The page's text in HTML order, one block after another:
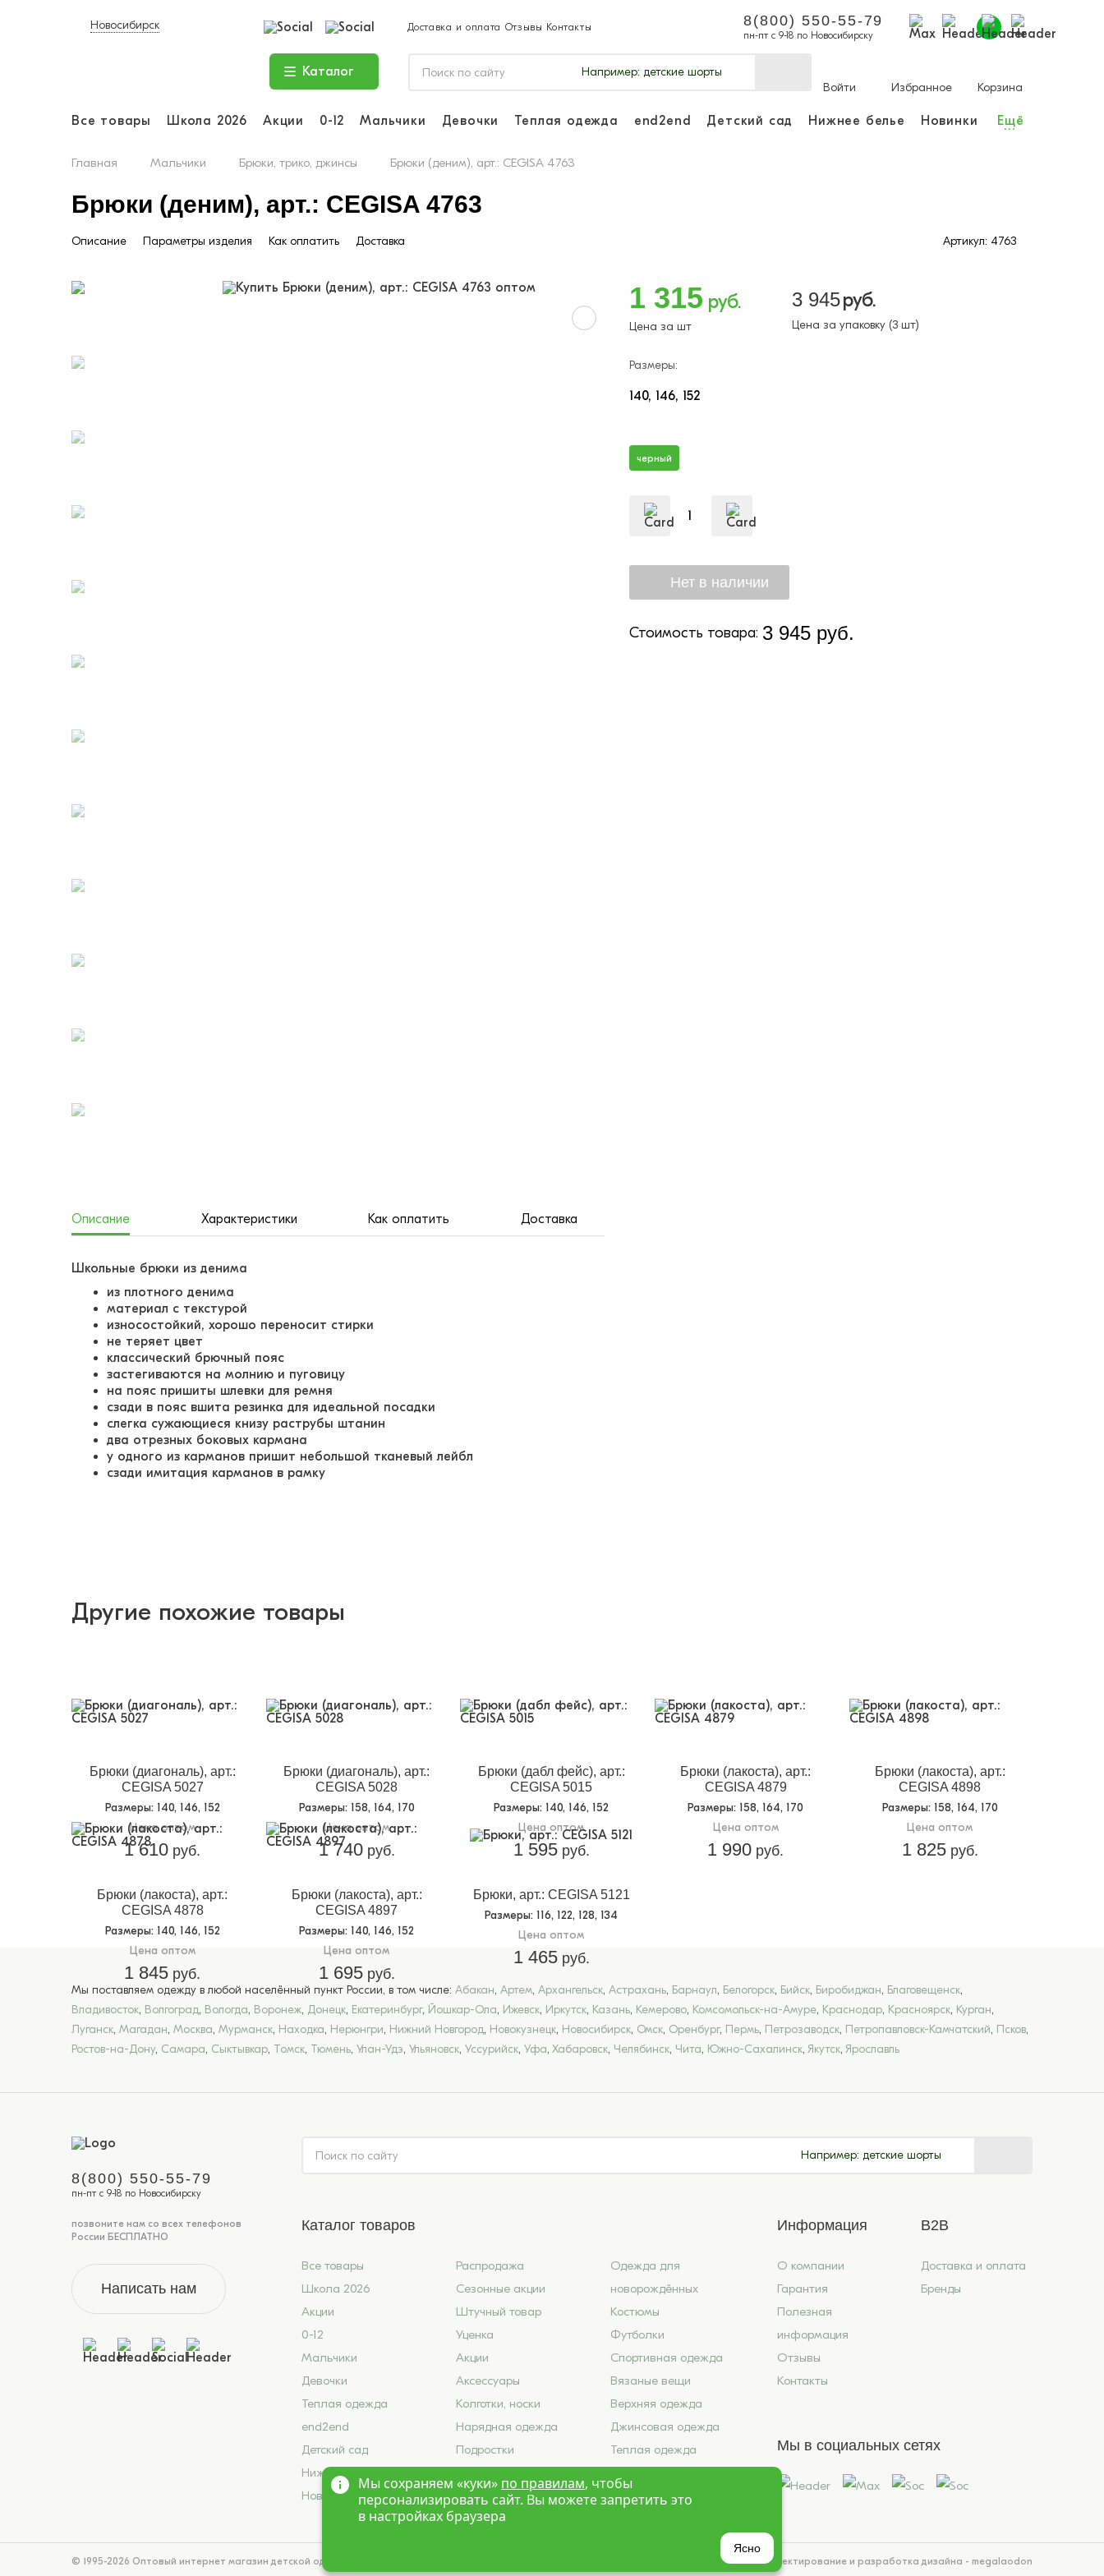
Новосибирск Доставка и оплата Отзывы Контакты 8(800) 550-55-79
пн-пт с 9-18 по Новосибирску
Каталог Например: детские шорты
Войти
Избранное Корзина
Все товары Школа 2026 Акции 0-12 Мальчики Девочки Теплая одежда end2end Детский сад Нижнее белье Новинки Ещё
...
Главная Мальчики Брюки, трико, джинсы Брюки (деним), арт.: CEGISA 4763
Брюки (деним), арт.: CEGISA 4763
Описание Параметры изделия Как оплатить Доставка Артикул: 4763
1 315 руб.
Цена за шт
3 945руб.
Цена за упаковку (3 шт)
Размеры:
140 146 152
черный
Стоимость товара: 3 945 руб.
Описание Характеристики Как оплатить Доставка
Школьные брюки из денима
из плотного денима
материал с текстурой
износостойкий, хорошо переносит стирки
не теряет цвет
классический брючный пояс
застегиваются на молнию и пуговицу
на пояс пришиты шлевки для ремня
сзади в пояс вшита резинка для идеальной посадки
слегка сужающиеся книзу раструбы штанин
два отрезных боковых кармана
у одного из карманов пришит небольшой тканевый лейбл
сзади имитация карманов в рамку
Другие похожие товары
Брюки (диагональ), арт.:
CEGISA 5027
Размеры: 140, 146, 152
Цена оптом
1 610 руб.
Брюки (диагональ), арт.:
CEGISA 5028
Размеры: 158, 164, 170
Цена оптом
1 740руб.
Брюки (дабл фейс), арт.:
CEGISA 5015
Размеры: 140, 146, 152
Цена оптом
1 595руб.
Брюки (лакоста), арт.:
CEGISA 4879
Размеры: 158, 164, 170
Цена оптом
1 990 руб.
Брюки (лакоста), арт.:
CEGISA 4898
Размеры: 158, 164, 170
Цена оптом
1 825руб.
Брюки (лакоста), арт.:
CEGISA 4878
Размеры: 140, 146, 152
Цена оптом
1 845 руб.
Брюки (лакоста), арт.:
CEGISA 4897
Размеры: 140, 146, 152
Цена оптом
1 695руб.
Брюки, арт.: CEGISA 5121
Размеры: 116, 122, 128, 134
Цена оптом
1 465руб.
Мы поставляем одежду в любой населённый пункт России, в том числе: Абакан, Артем, Архангельск, Астрахань, Барнаул, Белогорск, Бийск, Биробиджан, Благовещенск,
Владивосток, Волгоград, Вологда, Воронеж, Донецк, Екатеринбург, Йошкар-Ола, Ижевск, Иркутск, Казань, Кемерово, Комсомольск-на-Амуре, Краснодар, Красноярск, Курган,
Луганск, Магадан, Москва, Мурманск, Находка, Нерюнгри, Нижний Новгород, Новокузнецк, Новосибирск, Омск, Оренбург, Пермь, Петрозаводск, Петропавловск-Камчатский, Псков,
Ростов-на-Дону, Самара, Сыктывкар, Томск, Тюмень, Улан-Удэ, Ульяновск, Уссурийск, Уфа, Хабаровск, Челябинск, Чита, Южно-Сахалинск, Якутск, Ярославль
8(800) 550-55-79
пн-пт с 9-18 по Новосибирску
позвоните нам со всех телефонов
России БЕСПЛАТНО
Написать нам
Например: детские шорты
Каталог товаров
Все товары
Школа 2026
Акции
0-12
Мальчики
Девочки
Теплая одежда
end2end
Детский сад
Нижнее белье
Новинки
Распродажа
Сезонные акции
Штучный товар
Уценка
Акции
Аксессуары
Колготки, носки
Нарядная одежда
Подростки
Одежда для
новорождённых
Костюмы
Футболки
Спортивная одежда
Вязаные вещи
Верхняя одежда
Джинсовая одежда
Теплая одежда
Информация
О компании
Гарантия
Полезная
информация
Отзывы
Контакты
B2B
Доставка и оплата
Бренды
Мы в социальных сетях
© 1995-2026 Оптовый интернет магазин детской одежды «Краски Детства» Карта сайта Проектирование и разработка дизайна - megalaodon
Мы сохраняем «куки» по правилам, чтобы
персонализировать сайт. Вы можете запретить это
в настройках браузера
Ясно